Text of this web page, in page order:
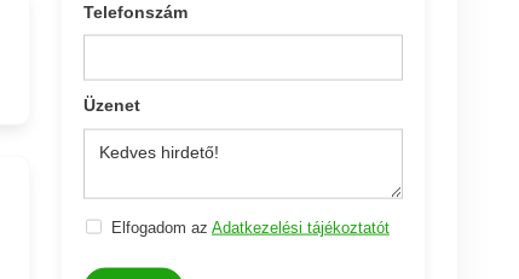
Telefonszám
Üzenet
Elfogadom az Adatkezelési tájékoztatót